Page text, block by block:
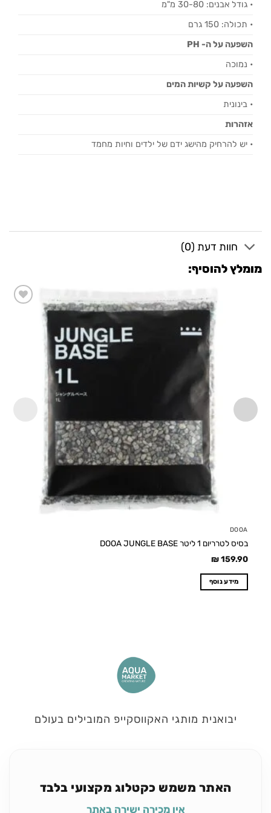
• גודל אבנים: 30-80 מ"מ
• תכולה: 150 גרם
השפעה על ה- PH
• נמוכה
השפעה על קשיות המים
• בינונית
אזהרות
• יש להרחיק מהישג ידם של ילדים וחיות מחמד
חוות דעת (0)
מומלץ להוסיף:
DOOA
בסיס לטרריום 1 ליטר DOOA JUNGLE BASE
₪159.90
מידע נוסף
יבואנית מותגי האקווסקייפ המובילים בעולם
האתר משמש כקטלוג מקצועי בלבד
אין מכירה ישירה באתר